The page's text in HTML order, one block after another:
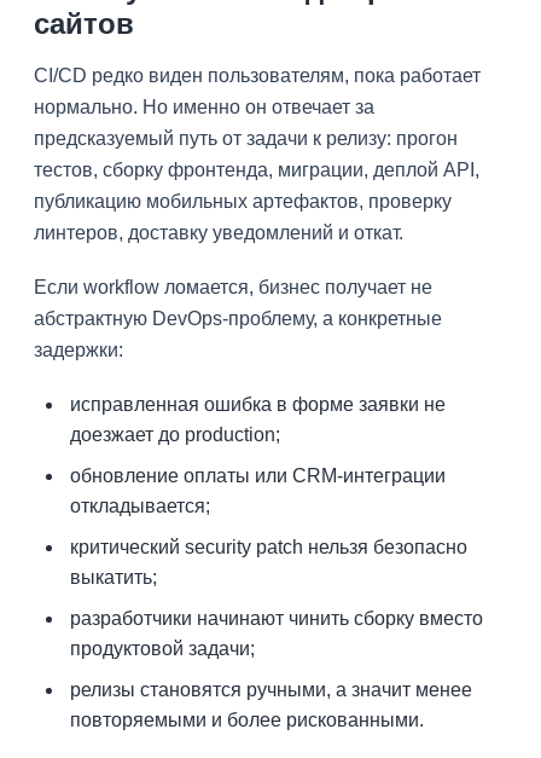
сайтов
CI/CD редко виден пользователям, пока работает
нормально. Но именно он отвечает за
предсказуемый путь от задачи к релизу: прогон
тестов, сборку фронтенда, миграции, деплой API,
публикацию мобильных артефактов, проверку
линтеров, доставку уведомлений и откат.
Если workflow ломается, бизнес получает не
абстрактную DevOps-проблему, а конкретные
задержки:
исправленная ошибка в форме заявки не
доезжает до production;
обновление оплаты или CRM-интеграции
откладывается;
критический security patch нельзя безопасно
выкатить;
разработчики начинают чинить сборку вместо
продуктовой задачи;
релизы становятся ручными, а значит менее
повторяемыми и более рискованными.